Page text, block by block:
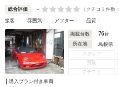
総合評価 - （クチコミ件数：
接客：- 雰囲気：- アフター：- 品質：-
掲載台数 76台
所在地
島根県
スタッフ
買取
クチコミ
購入プラン付き車両